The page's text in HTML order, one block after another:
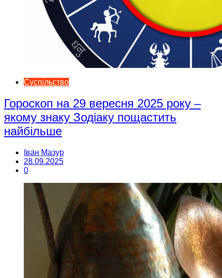
Суспільство
Гороскоп на 29 вересня 2025 року –
якому знаку Зодіаку пощастить
найбільше
Іван Мазур
28.09.2025
0